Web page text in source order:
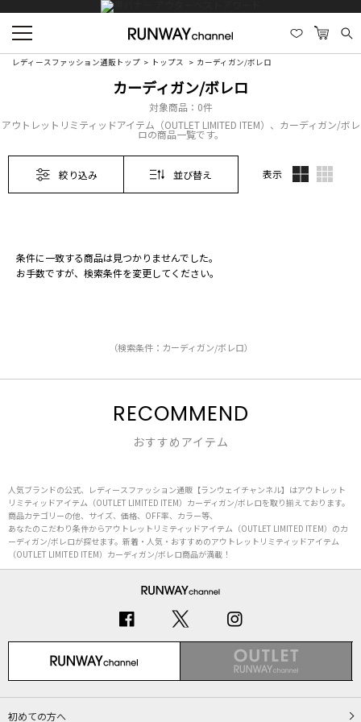
レディースファッション通販トップ トップス カーディガン/ボレロ
カーディガン/ボレロ
対象商品： 0件
アウトレットリミティッドアイテム（OUTLET LIMITED ITEM）、カーディガン/ボレ
ロの商品一覧です。
絞り込み 並び替え 表示
条件に一致する商品は見つかりませんでした。
お手数ですが、検索条件を変更してください。
（検索条件：カーディガン/ボレロ）
RECOMMEND
おすすめアイテム
人気ブランドの公式、レディースファッション通販【ランウェイチャンネル】はアウトレット
リミティッドアイテム（OUTLET LIMITED ITEM）カーディガン/ボレロを取り揃えております。
商品カテゴリーの他、サイズ、価格、OFF率、カラー等、
あなたのこだわり条件からアウトレットリミティッドアイテム（OUTLET LIMITED ITEM）のカ
ーディガン/ボレロが探せます。新着・人気・おすすめのアウトレットリミティッドアイテム
（OUTLET LIMITED ITEM）カーディガン/ボレロ商品が満載！
初めての方へ